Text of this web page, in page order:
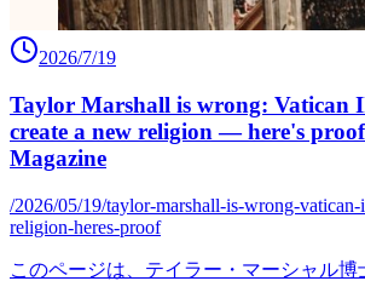
2026/7/19
Taylor Marshall is wrong: Vatican
create a new religion — here's
Magazine
/2026/05/19/taylor-marshall-is-wrong-
religion-heres-proof
このページは、テイラー・マーシャル